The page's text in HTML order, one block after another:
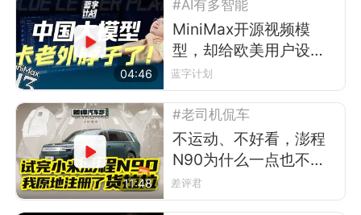
04:46
#AI有多智能
MiniMax开源视频模
型，却给欧美用户设了
道门槛
蓝字计划
11:48
#老司机侃车
不运动、不好看，澎程
N90为什么一点也不像
小米？
差评君